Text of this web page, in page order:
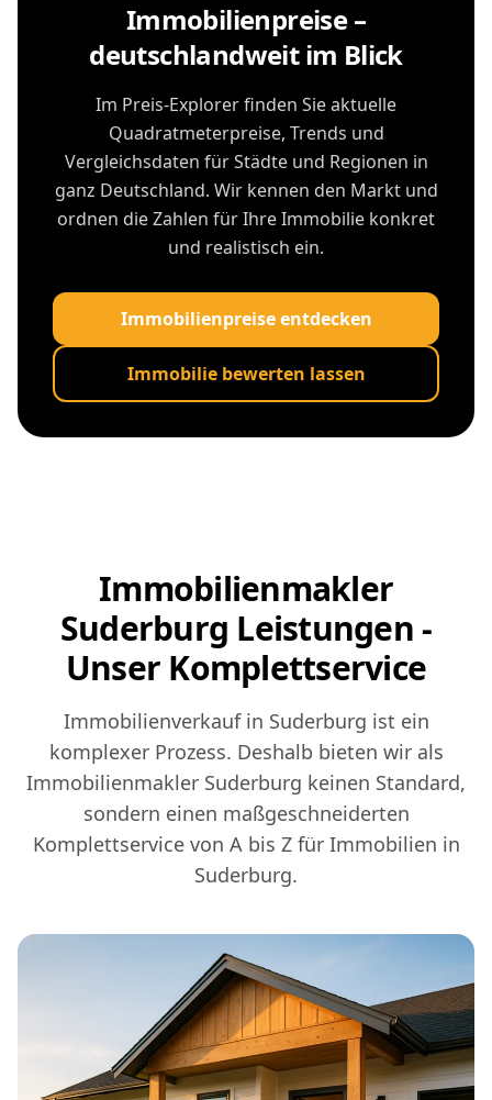
Immobilienpreise –
deutschlandweit im Blick
Im Preis-Explorer finden Sie aktuelle
Quadratmeterpreise, Trends und
Vergleichsdaten für Städte und Regionen in
ganz Deutschland. Wir kennen den Markt und
ordnen die Zahlen für Ihre Immobilie konkret
und realistisch ein.
Immobilienpreise entdecken
Immobilie bewerten lassen
Immobilienmakler
Suderburg Leistungen -
Unser Komplettservice
Immobilienverkauf in Suderburg ist ein
komplexer Prozess. Deshalb bieten wir als
Immobilienmakler Suderburg keinen Standard,
sondern einen maßgeschneiderten
Komplettservice von A bis Z für Immobilien in
Suderburg.